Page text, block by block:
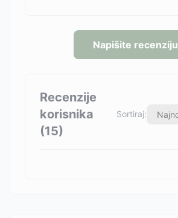
Napišite recenziju
Recenzije
korisnika
(15)
Sortiraj: